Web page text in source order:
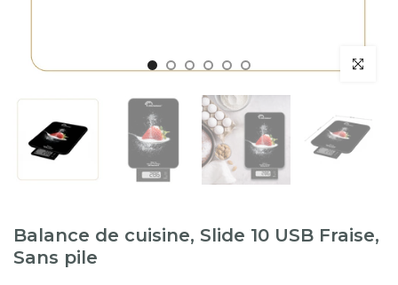
Balance de cuisine, Slide 10 USB Fraise,
Sans pile